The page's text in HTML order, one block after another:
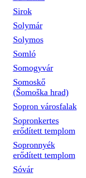
Sirok
Solymár
Solymos
Somló
Somogyvár
Somoskő
(Šomoška hrad)
Sopron városfalak
Sopronkertes
erődített templom
Sopronnyék
erődített templom
Sóvár